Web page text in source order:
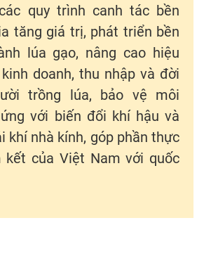
quy trình canh tác bền
tăng giá trị, phát triển bền
lúa gạo, nâng cao hiệu
doanh, thu nhập và đời
trồng lúa, bảo vệ môi
với biến đổi khí hậu và
khí nhà kính, góp phần thực
kết của Việt Nam với quốc